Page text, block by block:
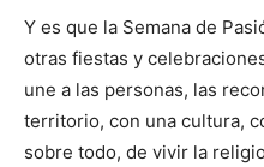
Y es que la Semana de
otras fiestas y
une a las personas, las
territorio, con una cultura,
sobre todo, de vivir la